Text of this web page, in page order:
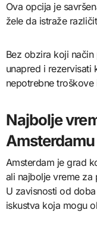
Ova opcija je
žele da istraže
Bez obzira koji
unapred i rezervisati
nepotrebne
Najbolje
Amsterdam je grad
ali najbolje vreme za
U zavisnosti od
iskustva koja mogu